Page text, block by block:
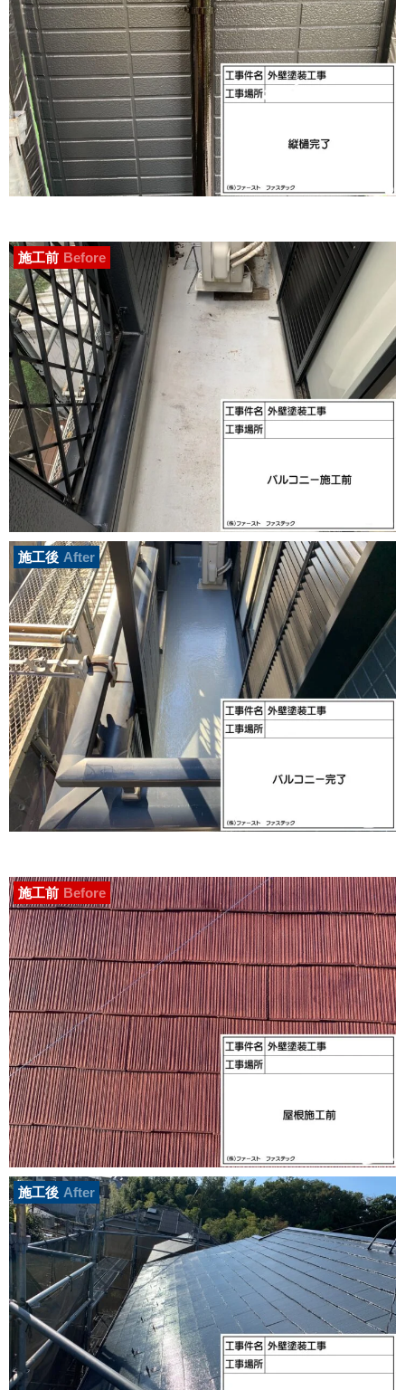
施工前 Before
施工後 After
施工前 Before
施工後 After